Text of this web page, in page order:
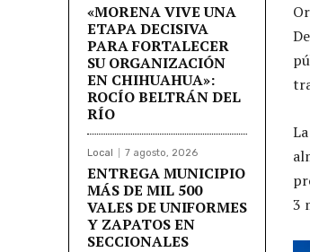
«MORENA VIVE UNA
ETAPA DECISIVA
PARA FORTALECER
SU ORGANIZACIÓN
EN CHIHUAHUA»:
ROCÍO BELTRÁN DEL
RÍO
Local 7 agosto, 2026
ENTREGA MUNICIPIO
MÁS DE MIL 500
VALES DE UNIFORMES
Y ZAPATOS EN
SECCIONALES
3